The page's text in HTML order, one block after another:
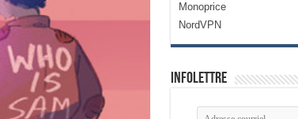
Monoprice
NordVPN
Infolettre